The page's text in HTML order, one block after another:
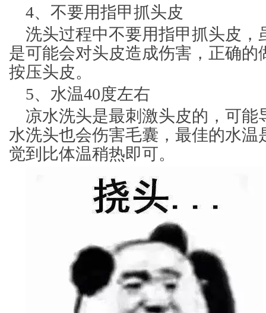
4、不要用指甲抓头皮
洗头过程中不要用指甲抓头皮，
是可能会对头皮造成伤害，正确的
按压头皮。
5、水温40度左右
凉水洗头是最刺激头皮的，可能
水洗头也会伤害毛囊，最佳的水温
觉到比体温稍热即可。